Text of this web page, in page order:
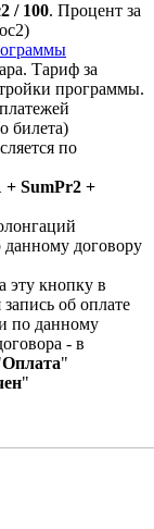
/ 100. Процент за
Тариф за
программы.
билета)
по
+ SumPr2 +
договору
эту кнопку в
об оплате
по данному
- в
Оплата"
"